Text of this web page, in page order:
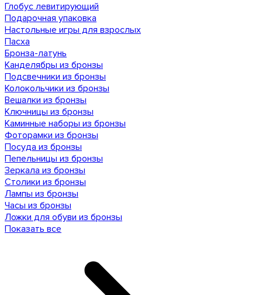
Глобус левитирующий
Подарочная упаковка
Настольные игры для взрослых
Пасха
Бронза-латунь
Канделябры из бронзы
Подсвечники из бронзы
Колокольчики из бронзы
Вешалки из бронзы
Ключницы из бронзы
Каминные наборы из бронзы
Фоторамки из бронзы
Посуда из бронзы
Пепельницы из бронзы
Зеркала из бронзы
Столики из бронзы
Лампы из бронзы
Часы из бронзы
Ложки для обуви из бронзы
Показать все